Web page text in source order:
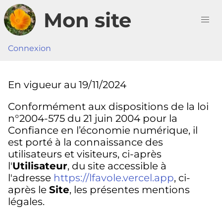
Mon site
Accueil
Blog
Températures
Conditions générales
d'utilisation
Connexion
En vigueur au 19/11/2024
Conformément aux dispositions de la loi
n°2004-575 du 21 juin 2004 pour la
Confiance en l’économie numérique, il
est porté à la connaissance des
utilisateurs et visiteurs, ci-après
l'Utilisateur, du site accessible à
l'adresse https://lfavole.vercel.app, ci-
après le Site, les présentes mentions
légales.